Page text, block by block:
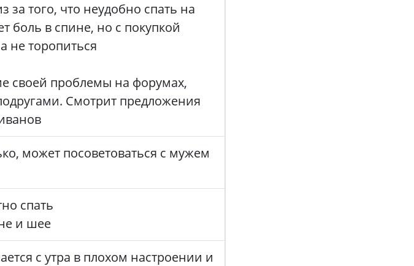
за того, что неудобно спать на
боль в спине, но с покупкой
не торопиться
своей проблемы на форумах,
Смотрит предложения
может посоветоваться с мужем
спать
и шее
с утра в плохом настроении и